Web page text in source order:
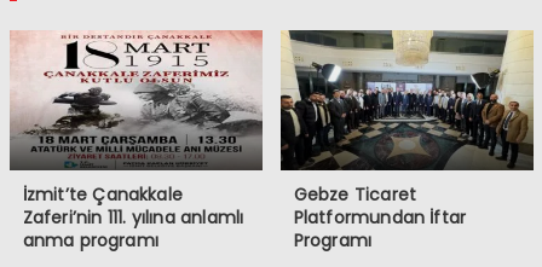
İzmit’te Çanakkale
Zaferi’nin 111. yılına anlamlı
anma programı
Gebze Ticaret
Platformundan İftar
Programı